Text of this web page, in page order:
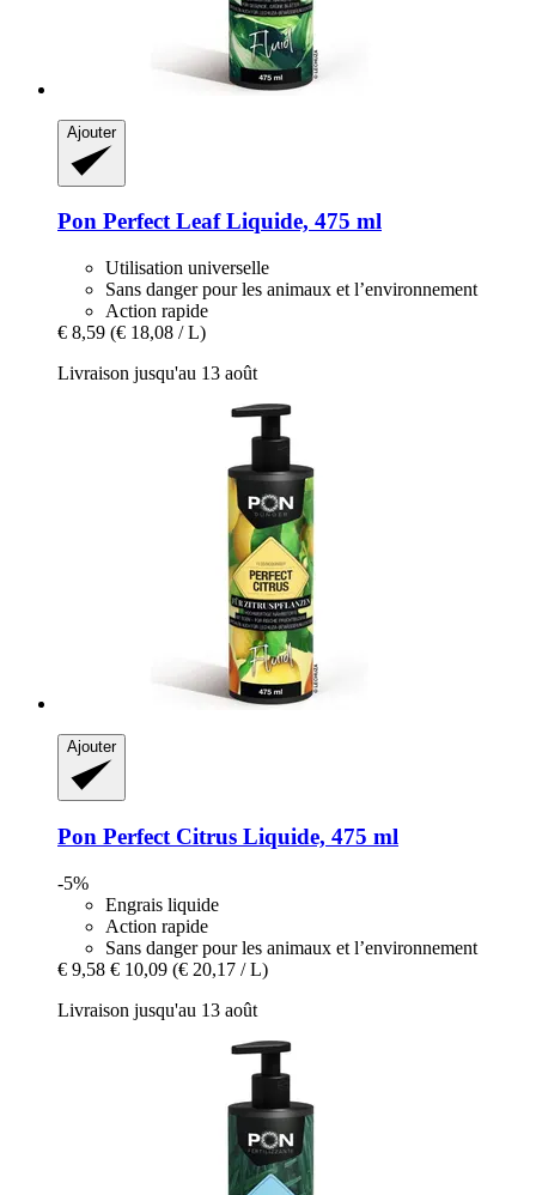
Ajouter
Pon Perfect Leaf Liquide, 475 ml
Utilisation universelle
Sans danger pour les animaux et l’environnement
Action rapide
€ 8,59 (€ 18,08 / L)
Livraison jusqu'au 13 août
Ajouter
Pon Perfect Citrus Liquide, 475 ml
-5%
Engrais liquide
Action rapide
Sans danger pour les animaux et l’environnement
€ 9,58 € 10,09 (€ 20,17 / L)
Livraison jusqu'au 13 août